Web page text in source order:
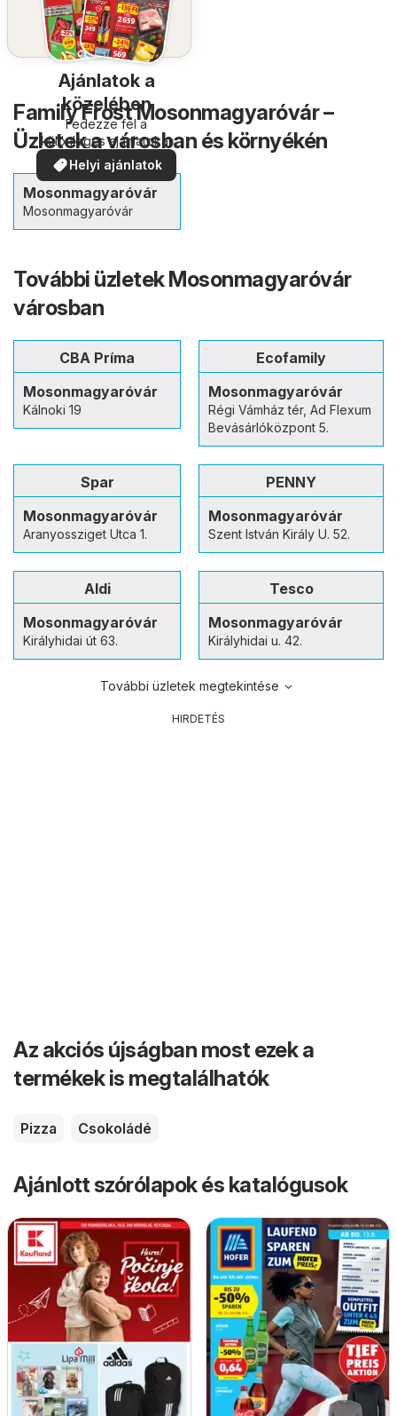
Ajánlatok a
közelében
Fedezze fel a
különleges ajánlatokat
Helyi ajánlatok
Family Frost Mosonmagyaróvár –
Üzletek a városban és környékén
Mosonmagyaróvár
Mosonmagyaróvár
További üzletek Mosonmagyaróvár
városban
CBA Príma
Mosonmagyaróvár
Kálnoki 19
Ecofamily
Mosonmagyaróvár
Régi Vámház tér, Ad Flexum
Bevásárlóközpont 5.
Spar
Mosonmagyaróvár
Aranyossziget Utca 1.
PENNY
Mosonmagyaróvár
Szent István Király U. 52.
Aldi
Mosonmagyaróvár
Királyhidai út 63.
Tesco
Mosonmagyaróvár
Királyhidai u. 42.
További üzletek megtekintése
HIRDETÉS
Az akciós újságban most ezek a
termékek is megtalálhatók
Pizza Csokoládé
Ajánlott szórólapok és katalógusok